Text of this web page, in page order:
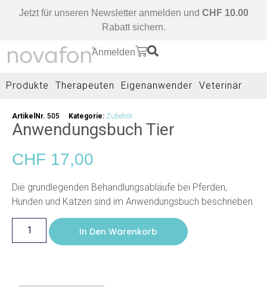
Jetzt für unseren Newsletter anmelden und CHF 10.00
Rabatt sichern.
Anmelden
Produkte Therapeuten Eigenanwender Veterinär
ArtikelNr. 505 Kategorie: Zubehör
Anwendungsbuch Tier
CHF 17,00
Die grundlegenden Behandlungsabläufe bei Pferden,
Hunden und Katzen sind im Anwendungsbuch beschrieben.
In Den Warenkorb